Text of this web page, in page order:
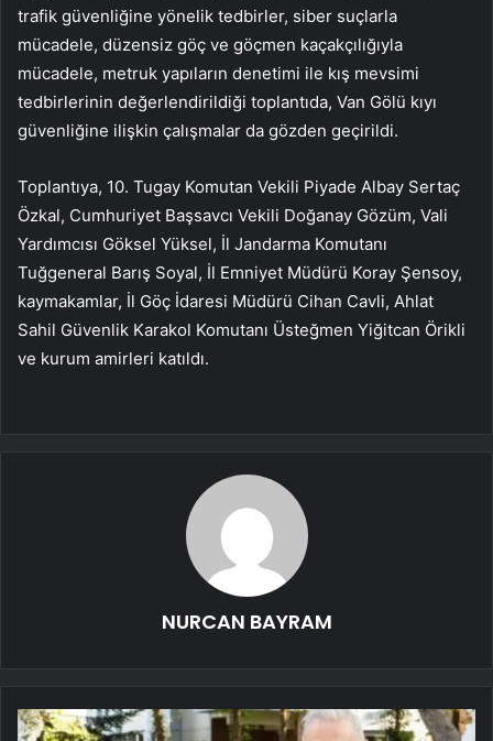
trafik güvenliğine yönelik tedbirler, siber suçlarla
mücadele, düzensiz göç ve göçmen kaçakçılığıyla
mücadele, metruk yapıların denetimi ile kış mevsimi
tedbirlerinin değerlendirildiği toplantıda, Van Gölü kıyı
güvenliğine ilişkin çalışmalar da gözden geçirildi.
Toplantıya, 10. Tugay Komutan Vekili Piyade Albay Sertaç
Özkal, Cumhuriyet Başsavcı Vekili Doğanay Gözüm, Vali
Yardımcısı Göksel Yüksel, İl Jandarma Komutanı
Tuğgeneral Barış Soyal, İl Emniyet Müdürü Koray Şensoy,
kaymakamlar, İl Göç İdaresi Müdürü Cihan Cavli, Ahlat
Sahil Güvenlik Karakol Komutanı Üsteğmen Yiğitcan Örikli
ve kurum amirleri katıldı.
NURCAN BAYRAM